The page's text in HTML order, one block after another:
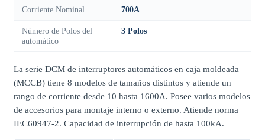
Corriente Nominal 700A
Número de Polos del
automático
3 Polos
La serie DCM de interruptores automáticos en caja moldeada
(MCCB) tiene 8 modelos de tamaños distintos y atiende un
rango de corriente desde 10 hasta 1600A. Posee varios modelos
de accesorios para montaje interno o externo. Atiende norma
IEC60947-2. Capacidad de interrupción de hasta 100kA.